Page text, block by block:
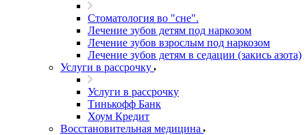
Стоматология во "сне".
Лечение зубов детям под наркозом
Лечение зубов взрослым под наркозом
Лечение зубов детям в седации (закись азота)
Услуги в рассрочку
Услуги в рассрочку
Тинькофф Банк
Хоум Кредит
Восстановительная медицина